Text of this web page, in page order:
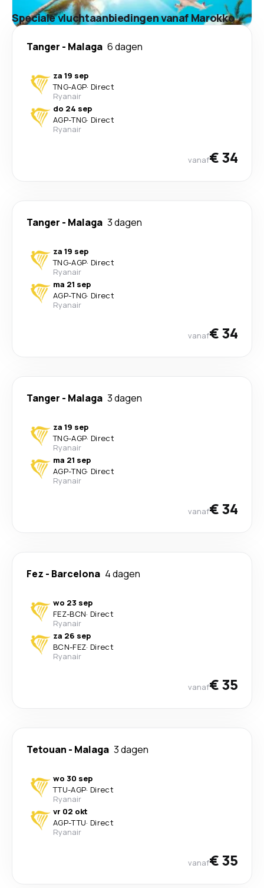
Speciale vluchtaanbiedingen vanaf Marokko
Tanger - Malaga 6 dagen
za 19 sep
TNG-AGP· Direct
Ryanair
do 24 sep
AGP-TNG· Direct
Ryanair
vanaf€ 34
Tanger - Malaga 3 dagen
za 19 sep
TNG-AGP· Direct
Ryanair
ma 21 sep
AGP-TNG· Direct
Ryanair
vanaf€ 34
Tanger - Malaga 3 dagen
za 19 sep
TNG-AGP· Direct
Ryanair
ma 21 sep
AGP-TNG· Direct
Ryanair
vanaf€ 34
Fez - Barcelona 4 dagen
wo 23 sep
FEZ-BCN· Direct
Ryanair
za 26 sep
BCN-FEZ· Direct
Ryanair
vanaf€ 35
Tetouan - Malaga 3 dagen
wo 30 sep
TTU-AGP· Direct
Ryanair
vr 02 okt
AGP-TTU· Direct
Ryanair
vanaf€ 35